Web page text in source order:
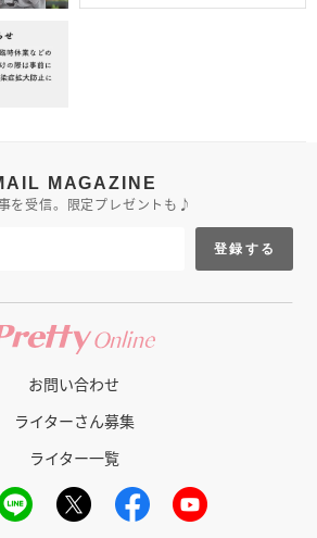
MAGAZINE
を受信。限定プレゼントも♪
登録する
お問い合わせ
ライターさん募集
ライター一覧